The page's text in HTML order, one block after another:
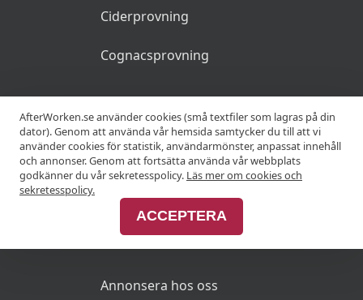
Ciderprovning
Cognacsprovning
KRÖGARE
Anslut din restaurang
Annonsera hos oss
AfterWorken.se använder cookies (små textfiler som lagras på din
dator). Genom att använda vår hemsida samtycker du till att vi
använder cookies för statistik, användarmönster, anpassat innehåll
och annonser. Genom att fortsätta använda vår webbplats
godkänner du vår sekretesspolicy. Läs mer om cookies och
sekretesspolicy.
ACCEPTERA